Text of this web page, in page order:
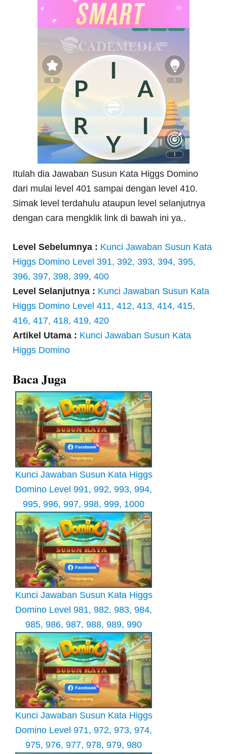
Itulah dia Jawaban Susun Kata Higgs Domino
dari mulai level 401 sampai dengan level 410.
Simak level terdahulu ataupun level selanjutnya
dengan cara mengklik link di bawah ini ya..
Level Sebelumnya : Kunci Jawaban Susun Kata
Higgs Domino Level 391, 392, 393, 394, 395,
396, 397, 398, 399, 400
Level Selanjutnya : Kunci Jawaban Susun Kata
Higgs Domino Level 411, 412, 413, 414, 415,
416, 417, 418, 419, 420
Artikel Utama : Kunci Jawaban Susun Kata
Higgs Domino
Baca Juga
Kunci Jawaban Susun Kata Higgs
Domino Level 991, 992, 993, 994,
995, 996, 997, 998, 999, 1000
Kunci Jawaban Susun Kata Higgs
Domino Level 981, 982, 983, 984,
985, 986, 987, 988, 989, 990
Kunci Jawaban Susun Kata Higgs
Domino Level 971, 972, 973, 974,
975, 976, 977, 978, 979, 980